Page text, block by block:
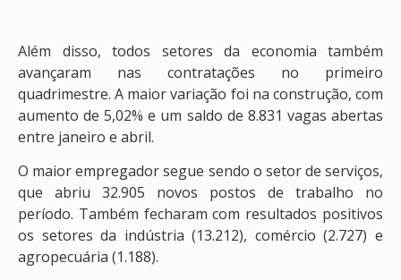
Além disso, todos setores da economia também
avançaram nas contratações no primeiro
quadrimestre. A maior variação foi na construção, com
aumento de 5,02% e um saldo de 8.831 vagas abertas
entre janeiro e abril.
O maior empregador segue sendo o setor de serviços,
que abriu 32.905 novos postos de trabalho no
período. Também fecharam com resultados positivos
os setores da indústria (13.212), comércio (2.727) e
agropecuária (1.188).